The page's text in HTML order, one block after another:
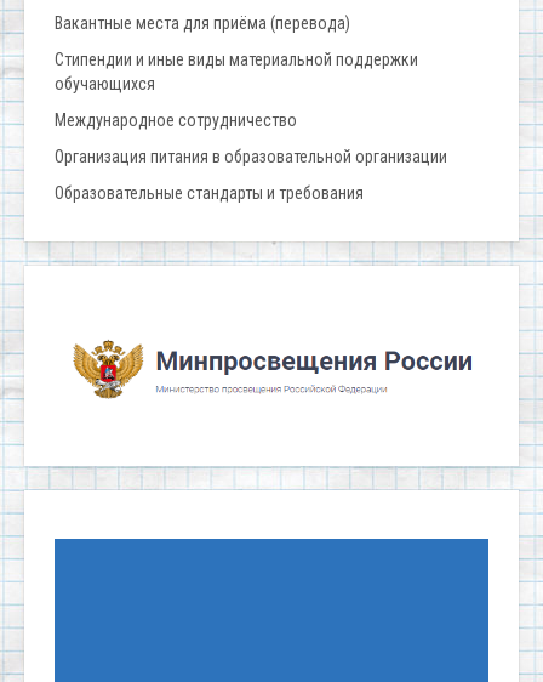
Вакантные места для приёма (перевода)
Стипендии и иные виды материальной поддержки
обучающихся
Международное сотрудничество
Организация питания в образовательной организации
Образовательные стандарты и требования